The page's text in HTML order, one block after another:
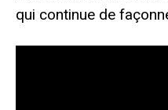
qui continue de